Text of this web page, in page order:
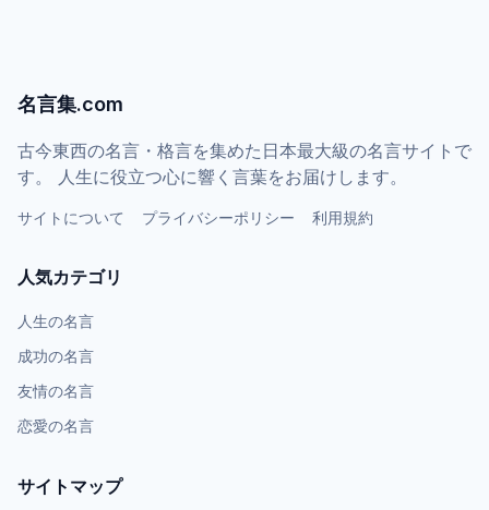
名言集.com
古今東西の名言・格言を集めた日本最大級の名言サイトで
す。 人生に役立つ心に響く言葉をお届けします。
サイトについて プライバシーポリシー 利用規約
人気カテゴリ
人生の名言
成功の名言
友情の名言
恋愛の名言
サイトマップ